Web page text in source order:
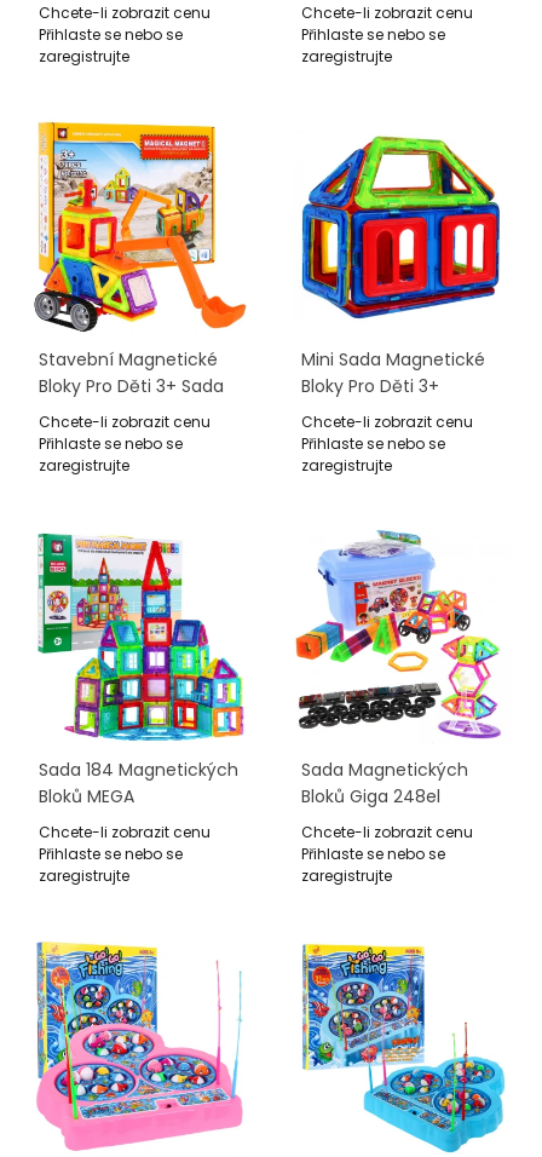
Chcete-li zobrazit cenu
Přihlaste se nebo se
zaregistrujte
Chcete-li zobrazit cenu
Přihlaste se nebo se
zaregistrujte
Stavební Magnetické
Bloky Pro Děti 3+ Sada
78 Ks. Magnetické A
Plastové Podložky
Kolečkového Modulu
Chcete-li zobrazit cenu
Přihlaste se nebo se
zaregistrujte
Mini Sada Magnetické
Bloky Pro Děti 3+
Barevné Prvky 13 Ks +
Šablona Struktury
Chcete-li zobrazit cenu
Přihlaste se nebo se
zaregistrujte
Sada 184 Magnetických
Bloků MEGA
Chcete-li zobrazit cenu
Přihlaste se nebo se
zaregistrujte
Sada Magnetických
Bloků Giga 248el
Chcete-li zobrazit cenu
Přihlaste se nebo se
zaregistrujte